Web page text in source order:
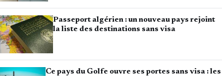
Passeport algérien : un nouveau pays rejoint
la liste des destinations sans visa
Ce pays du Golfe ouvre ses portes sans visa : les